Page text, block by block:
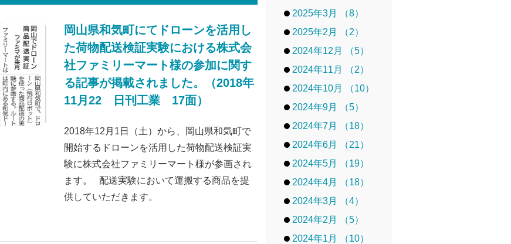
岡山県和気町にてドローンを活用し
た荷物配送検証実験における株式会
社ファミリーマート様の参加に関す
る記事が掲載されました。（2018年
11月22 日刊工業 17面）
2018年12月1日（土）から、岡山県和気町で
開始するドローンを活用した荷物配送検証実
験に株式会社ファミリーマート様が参画され
ます。 配送実験において運搬する商品を提
供していただきます。
2025年3月 （8）
2025年2月 （2）
2024年12月 （5）
2024年11月 （2）
2024年10月 （10）
2024年9月 （5）
2024年7月 （18）
2024年6月 （21）
2024年5月 （19）
2024年4月 （18）
2024年3月 （4）
2024年2月 （5）
2024年1月 （10）